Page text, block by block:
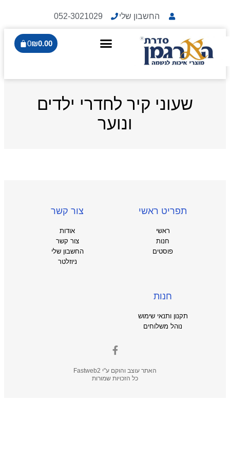
החשבון שלי 052-3021029
₪0.00
0
שעוני קיר לחדרי ילדים
ונוער
תפריט ראשי
ראשי
חנות
פוסטים
צור קשר
אודות
צור קשר
החשבון שלי
ניוזלטר
חנות
תקנון ותנאי שימוש
נוהל משלוחים
האתר עוצב והוקם ע"י Fastweb2
כל הזכויות שמורות